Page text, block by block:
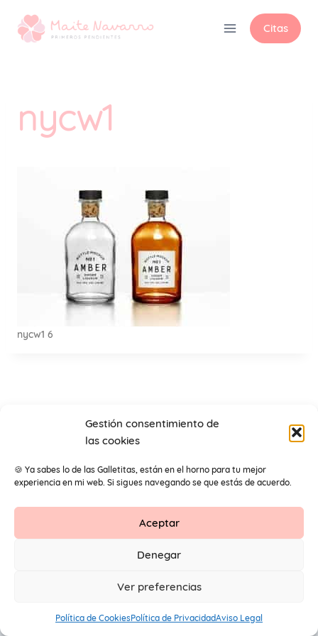
Gestión consentimiento de
las cookies
🍪 Ya sabes lo de las Galletitas, están en el horno para tu mejor
experiencia en mi web. Si sigues navegando se que estás de acuerdo.
Aceptar
Denegar
Ver preferencias
Política de CookiesPolítica de PrivacidadAviso Legal
Citas
nycw1
nycw1 6
Aviso Legal Protección de datos
© 2026 Primeros Pendientes by Maite Navarro. Todos los
derechos reservados.